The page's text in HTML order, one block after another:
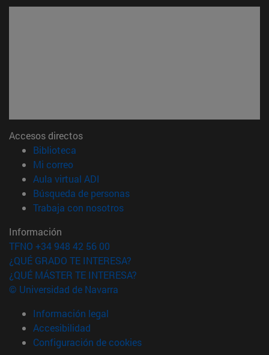
Accesos directos
Biblioteca
Mi correo(abre en nueva ventana)
Aula virtual ADI
Búsqueda de personas(abre en nueva ventana)
Trabaja con nosotros(abre en nueva ventana)
Información
TFNO +34 948 42 56 00
¿QUÉ GRADO TE INTERESA?
¿QUÉ MÁSTER TE INTERESA?
© Universidad de Navarra
Información legal
Accesibilidad
Configuración de cookies